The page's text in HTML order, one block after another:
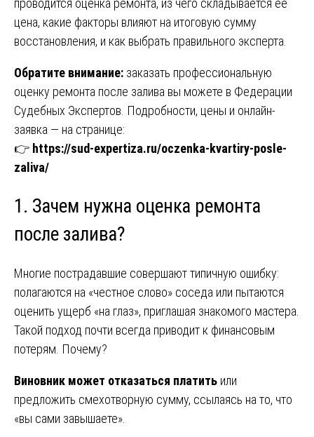
цена, какие факторы влияют на итоговую сумму
восстановления, и как выбрать правильного эксперта.
Обратите внимание: заказать профессиональную
оценку ремонта после залива вы можете в Федерации
Судебных Экспертов. Подробности, цены и онлайн-
заявка — на странице:
👉 https://sud-expertiza.ru/oczenka-kvartiry-posle-
zaliva/
1. Зачем нужна оценка ремонта
после залива?
Многие пострадавшие совершают типичную ошибку:
полагаются на «честное слово» соседа или пытаются
оценить ущерб «на глаз», приглашая знакомого мастера.
Такой подход почти всегда приводит к финансовым
потерям. Почему?
Виновник может отказаться платить или
предложить смехотворную сумму, ссылаясь на то, что
«вы сами завышаете».